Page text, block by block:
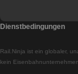
Rail.Ninja ist ein globaler,
kein
Dienstbedingungen